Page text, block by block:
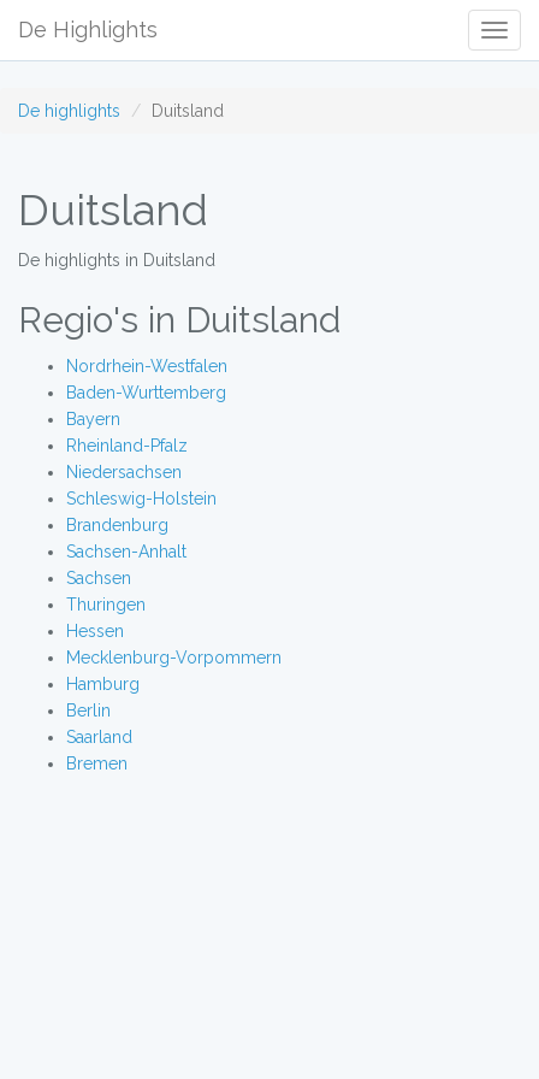
De Highlights
De highlights Duitsland
Duitsland
De highlights in Duitsland
Regio's in Duitsland
Nordrhein-Westfalen
Baden-Wurttemberg
Bayern
Rheinland-Pfalz
Niedersachsen
Schleswig-Holstein
Brandenburg
Sachsen-Anhalt
Sachsen
Thuringen
Hessen
Mecklenburg-Vorpommern
Hamburg
Berlin
Saarland
Bremen